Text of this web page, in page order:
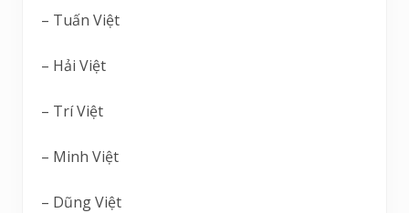
– Tuấn Việt
– Hải Việt
– Trí Việt
– Minh Việt
– Dũng Việt